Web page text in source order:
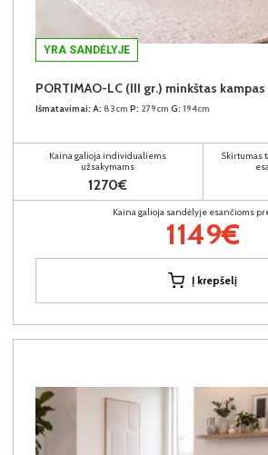
YRA SANDĖLYJE
PORTIMAO-LC (III gr.) minkštas kampas
Išmatavimai: A: 83cm P: 279cm G: 194cm
Kaina galioja individualiems
užsakymams
1270€
Skirtumas
Kaina galioja sandėlyje esančioms
1149€
Į krepšelį